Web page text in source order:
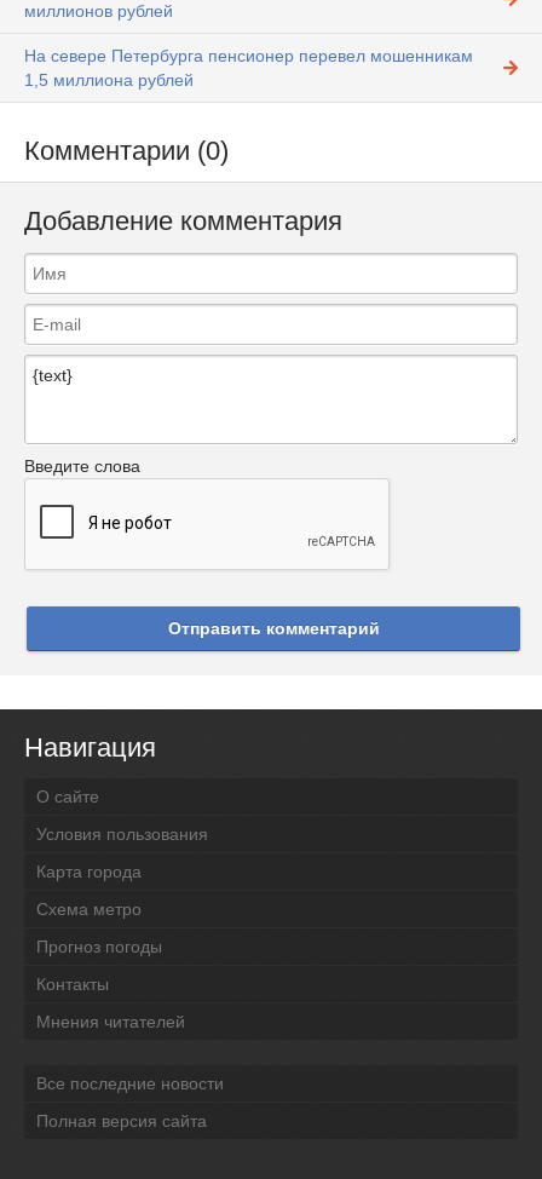
миллионов рублей
На севере Петербурга пенсионер перевел мошенникам
1,5 миллиона рублей
Комментарии (0)
Добавление комментария
Введите слова
Отправить комментарий
Навигация
О сайте
Условия пользования
Карта города
Схема метро
Прогноз погоды
Контакты
Мнения читателей
Все последние новости
Полная версия сайта